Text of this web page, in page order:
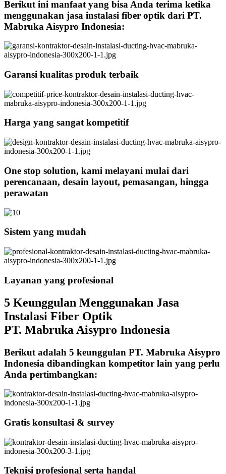
Berikut ini manfaat yang bisa Anda terima ketika
menggunakan jasa instalasi fiber optik dari PT.
Mabruka Aisypro Indonesia:
Garansi kualitas produk terbaik
Harga yang sangat kompetitif
One stop solution, kami melayani mulai dari
perencanaan, desain layout, pemasangan, hingga
perawatan
Sistem yang mudah
Layanan yang profesional
5 Keunggulan Menggunakan Jasa
Instalasi Fiber Optik
PT. Mabruka Aisypro Indonesia
Berikut adalah 5 keunggulan PT. Mabruka Aisypro
Indonesia dibandingkan kompetitor lain yang perlu
Anda pertimbangkan:
Gratis konsultasi & survey
Teknisi profesional serta handal